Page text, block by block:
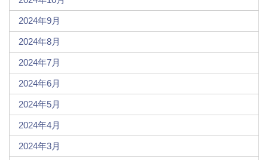
2024年9月
2024年8月
2024年7月
2024年6月
2024年5月
2024年4月
2024年3月